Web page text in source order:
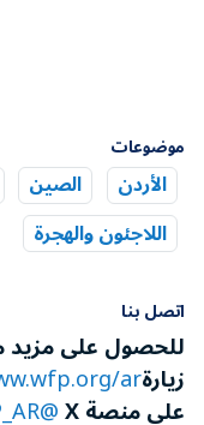
موضوعات
الأردن الصين
اللاجئون والهجرة
اتصل بنا
للحصول على مزيد
زيارةar
على منصة X @WFP_AR